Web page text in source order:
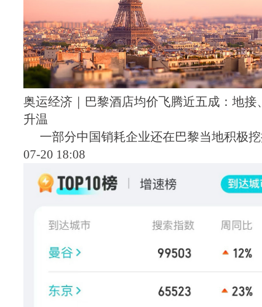
奥运经济｜巴黎酒店均价飞腾近五成：地接
升温
一部分中国销耗企业还在巴黎当地积极
07-20 18:08